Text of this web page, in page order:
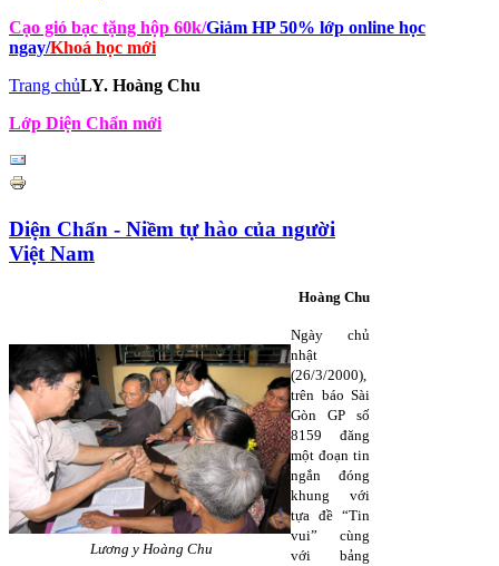
Cạo gió bạc tặng hộp 60k/Giảm HP 50% lớp online học
ngay/Khoá học mới
Trang chủLY. Hoàng Chu
Lớp Diện Chẩn mới
Diện Chẩn - Niềm tự hào của người
Việt Nam
Hoàng Chu
Lương y Hoàng Chu
Ngày chủ
nhật
(26/3/2000),
trên báo Sài
Gòn GP số
8159 đăng
một đoạn tin
ngắn đóng
khung với
tựa đề “Tin
vui” cùng
với bảng